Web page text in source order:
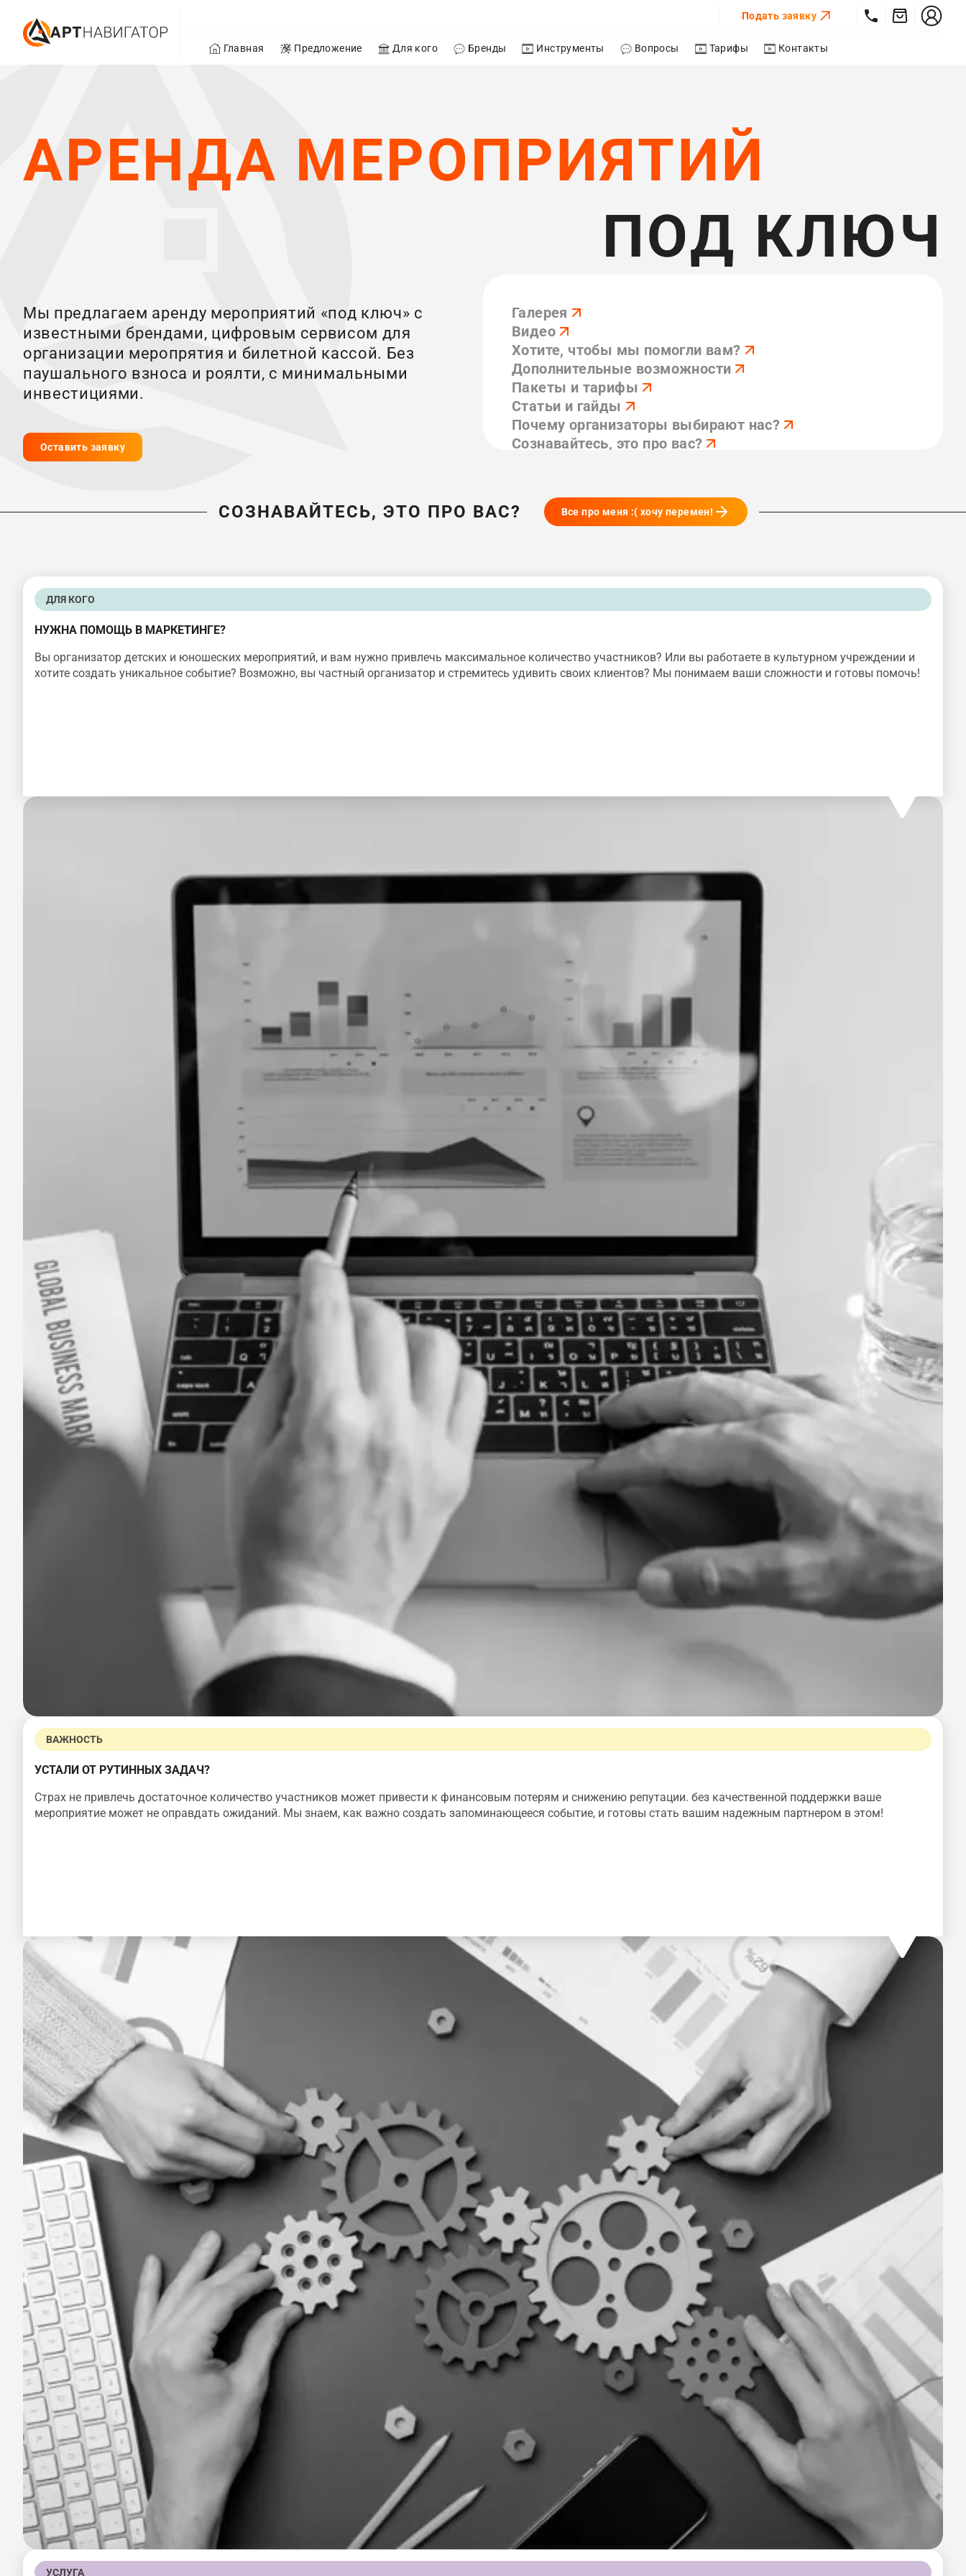
Подать заявку
Главная Предложение Для кого Бренды Инструменты Вопросы Тарифы Контакты
АРЕНДА МЕРОПРИЯТИЙ​
ПОД КЛЮЧ
Мы предлагаем аренду мероприятий «под ключ» с
известными брендами, цифровым сервисом для
организации меропрятия и билетной кассой. Без
паушального взноса и роялти, с минимальными
инвестициями.
Оставить заявку
Галерея
Видео
Хотите, чтобы мы помогли вам?
Дополнительные возможности
Пакеты и тарифы
Статьи и гайды
Почему организаторы выбирают нас?
Сознавайтесь, это про вас?
СОЗНАВАЙТЕСЬ, ЭТО ПРО ВАС? Все про меня :( хочу перемен!
ДЛЯ КОГО
НУЖНА ПОМОЩЬ В МАРКЕТИНГЕ?
Вы организатор детских и юношеских мероприятий, и вам нужно привлечь максимальное количество участников? Или вы работаете в культурном учреждении и
хотите создать уникальное событие? Возможно, вы частный организатор и стремитесь удивить своих клиентов? Мы понимаем ваши сложности и готовы помочь!
ВАЖНОСТЬ
УСТАЛИ ОТ РУТИННЫХ ЗАДАЧ?
Страх не привлечь достаточное количество участников может привести к финансовым потерям и снижению репутации. без качественной поддержки ваше
мероприятие может не оправдать ожиданий. Мы знаем, как важно создать запоминающееся событие, и готовы стать вашим надежным партнером в этом!
УСЛУГА